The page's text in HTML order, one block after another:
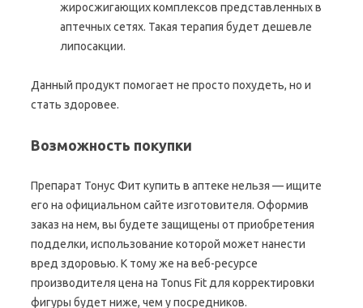
жиросжигающих комплексов представленных в
аптечных сетях. Такая терапия будет дешевле
липосакции.
Данный продукт помогает не просто похудеть, но и
стать здоровее.
Возможность покупки
Препарат Тонус Фит купить в аптеке нельзя — ищите
его на официальном сайте изготовителя. Оформив
заказ на нем, вы будете защищены от приобретения
подделки, использование которой может нанести
вред здоровью. К тому же на веб-ресурсе
производителя цена на Tonus Fit для корректировки
фигуры будет ниже, чем у посредников.